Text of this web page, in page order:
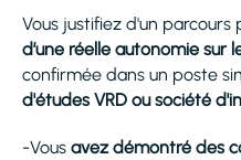
Vous justifiez d'un parcours
d’une réelle autonomie sur
confirmée dans un poste
d'études VRD ou société
-Vous avez démontré des